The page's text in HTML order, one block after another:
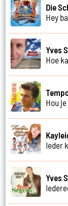
Die
Hey
Yves
Hoe
Hou
Ieder
Yves